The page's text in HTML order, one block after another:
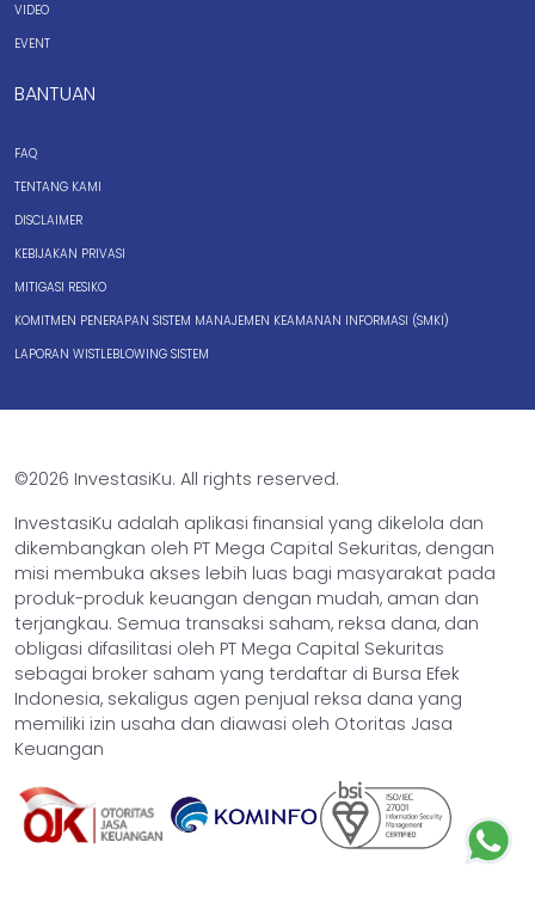
VIDEO
EVENT
BANTUAN
FAQ
TENTANG KAMI
DISCLAIMER
KEBIJAKAN PRIVASI
MITIGASI RESIKO
KOMITMEN PENERAPAN SISTEM MANAJEMEN KEAMANAN INFORMASI (SMKI)
LAPORAN WISTLEBLOWING SISTEM
©2026 InvestasiKu. All rights reserved.
InvestasiKu adalah aplikasi finansial yang dikelola dan
dikembangkan oleh PT Mega Capital Sekuritas, dengan
misi membuka akses lebih luas bagi masyarakat pada
produk-produk keuangan dengan mudah, aman dan
terjangkau. Semua transaksi saham, reksa dana, dan
obligasi difasilitasi oleh PT Mega Capital Sekuritas
sebagai broker saham yang terdaftar di Bursa Efek
Indonesia, sekaligus agen penjual reksa dana yang
memiliki izin usaha dan diawasi oleh Otoritas Jasa
Keuangan